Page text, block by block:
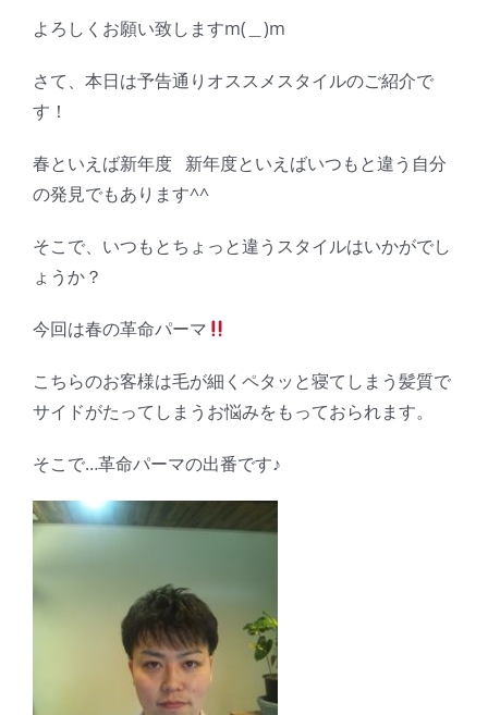
よろしくお願い致しますm(＿)m
さて、本日は予告通りオススメスタイルのご紹介で
す！
春といえば新年度 新年度といえばいつもと違う自分
の発見でもあります^^
そこで、いつもとちょっと違うスタイルはいかがでし
ょうか？
今回は春の革命パーマ
こちらのお客様は毛が細くペタッと寝てしまう髪質で
サイドがたってしまうお悩みをもっておられます。
そこで…革命パーマの出番です♪